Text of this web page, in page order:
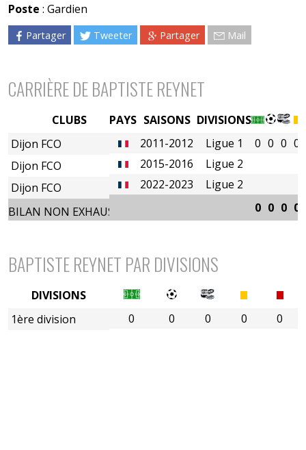
Poste : Gardien
Partager Tweeter Partager Mail
CARRIÈRE DE BAPTISTE REYNET
PAYS SAISONS DIVISIONS
2011-2012
Ligue 1 0 0 0 0
2015-2016
Ligue 2
2022-2023
Ligue 2
0 0 0 0
CLUBS
Dijon FCO
Dijon FCO
Dijon FCO
BILAN NON EXHAUSTIF
BAPTISTE REYNET PAR DIVISIONS
0 0 0 0 0
DIVISIONS
1ère division